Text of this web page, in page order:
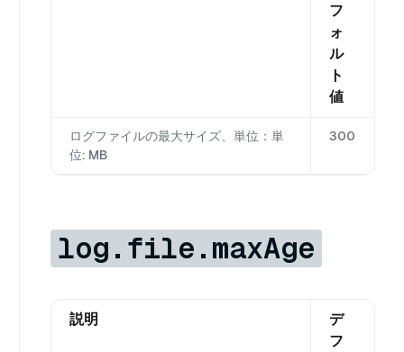
フ
ォ
ル
ト
値
ログファイルの最大サイズ、単位：単
位: MB
300
log.file.maxAge
説明
デ
フ